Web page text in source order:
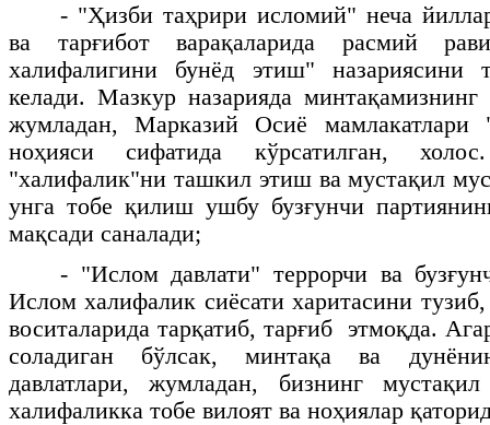
- "Ҳизби таҳрири исломий" неча
ва тарғибот варақаларида расмий
халифалигини бунёд этиш" назариясини
келади. Мазкур назарияда минтақамизнинг
жумладан, Марказий Осиё мамлакатлари
ноҳияси сифатида кўрсатилган,
"халифалик"ни ташкил этиш ва мустақил
унга тобе қилиш ушбу бузғунчи
мақсади саналади;
- "Ислом давлати" террорчи ва
Ислом халифалик сиёсати харитасини
воситаларида тарқатиб, тарғиб этмоқда.
соладиган бўлсак, минтақа ва
давлатлари, жумладан, бизнинг
халифаликка тобе вилоят ва ноҳиялар